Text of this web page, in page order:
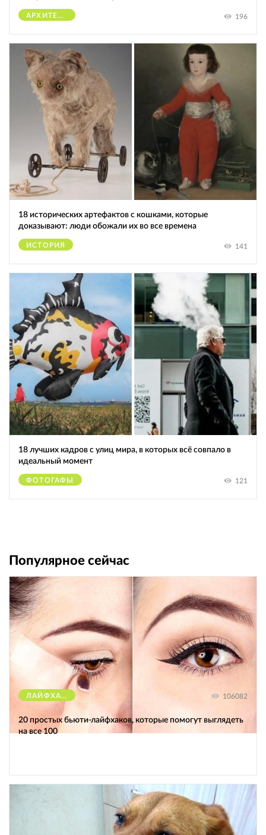
АРХИТЕКТУРА 196
18 исторических артефактов с кошками, которые
доказывают: люди обожали их во все времена
ИСТОРИЯ 141
18 лучших кадров с улиц мира, в которых всё совпало в
идеальный момент
ФОТОГАФЫ 121
Популярное сейчас
ЛАЙФХАКИ 106082
20 простых бьюти-лайфхаков, которые помогут выглядеть
на все 100